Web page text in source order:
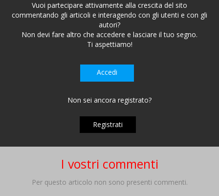
Vuoi partecipare attivamente alla crescita del sito
commentando gli articoli e interagendo con gli utenti e con gli
autori?
Non devi fare altro che accedere e lasciare il tuo segno.
Ti aspettiamo!
Accedi
Non sei ancora registrato?
Registrati
I vostri commenti
Per questo articolo non sono presenti commenti.